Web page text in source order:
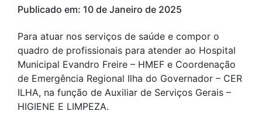
Publicado em: 10 de Janeiro de 2025
Para atuar nos serviços de saúde e compor o
quadro de profissionais para atender ao Hospital
Municipal Evandro Freire – HMEF e Coordenação
de Emergência Regional Ilha do Governador – CER
ILHA, na função de Auxiliar de Serviços Gerais –
HIGIENE E LIMPEZA.